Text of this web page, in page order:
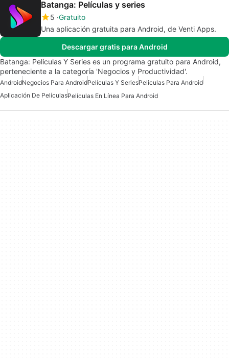
Batanga: Películas y series
5 Gratuito
Una aplicación gratuita para Android, de Venti Apps.
Descargar gratis para Android
Batanga: Películas Y Series es un programa gratuito para Android,
perteneciente a la categoría 'Negocios y Productividad'.
AndroidNegocios Para AndroidPelículas Y SeriesPeliculas Para Android
Aplicación De PelículasPelículas En Línea Para Android